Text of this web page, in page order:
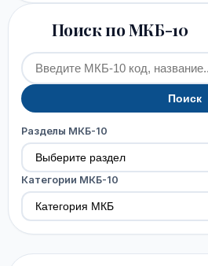
Поиск по МКБ-10
Поиск
Разделы МКБ-10
Категории МКБ-10